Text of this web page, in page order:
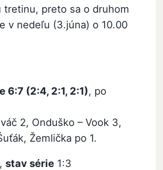
tretinu, preto sa o druhom
v nedeľu (3.júna) o 10.00
6:7 (2:4, 2:1, 2:1), po
2, Onduško – Vook 3,
Žemlička po 1.
stav série 1:3